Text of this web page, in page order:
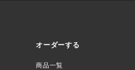
オーダーする
商品一覧